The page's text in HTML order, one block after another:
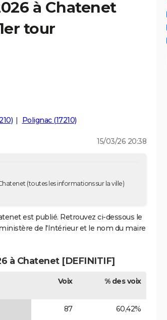
à Chatenet
tour
Polignac (17210)
15/03/26 20:38
(toutes les informations sur la ville)
est publié. Retrouvez ci-dessous le
de l'Intérieur et le nom du maire
à Chatenet [DEFINITIF]
Voix % des voix
87 60,42%